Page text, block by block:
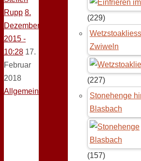
Rupp 8.
Dezember
2015 -
10:28 17.
Februar
2018
Allgemein
(229)
Zwiweln
(227)
Stonehenge
Blasbach
(157)